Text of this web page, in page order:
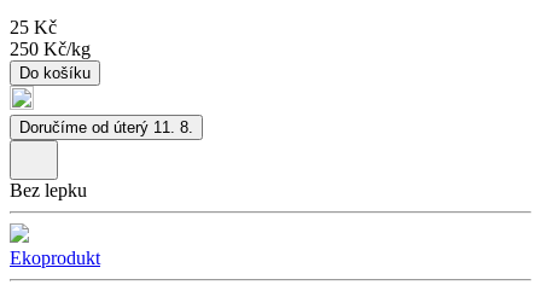
25 Kč
250 Kč/kg
Do košíku
Doručíme od úterý 11. 8.
Bez lepku
Ekoprodukt